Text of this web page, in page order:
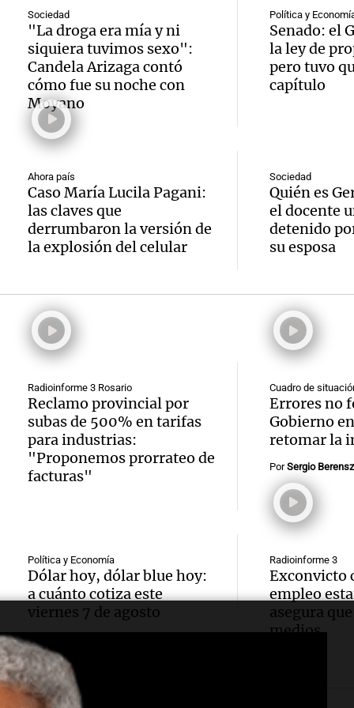
Panorama
Episodios
Santa
tarifas
en
afecta
el 38%
agosto
Panorama
Episodios
Audio.
Panorama
Episodios
Rioja
pago
partir
Noticias
Episodios
Audio.
Episodios
Audio.
más
que los
según
Noticias
Episodios
Audio.
venta
por
el
y
Audio.
las
Audio.
Sociedad
"La droga era mía y ni
siquiera tuvimos sexo":
Candela Arizaga contó
cómo fue su noche con
Moyano
Política y
Senado: el
la ley de
pero tuvo
capítulo
Ahora país
Caso María Lucila Pagani:
las claves que
derrumbaron la versión de
la explosión del celular
Sociedad
Quién es
el docente
detenido
su esposa
Radioinforme 3 Rosario
Reclamo provincial por
subas de 500% en tarifas
para industrias:
"Proponemos prorrateo de
facturas"
Cuadro de
Errores no
Gobierno
retomar la
PorSergio
Política y Economía
Dólar hoy, dólar blue hoy:
a cuánto cotiza este
viernes 7 de agosto
Radioinforme 3
Exconvicto
empleo
asegura
medios